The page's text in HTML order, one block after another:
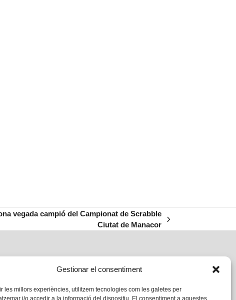
Gestionar el consentiment
les millors experiències, utilitzem tecnologies com les galetes per
i/o accedir a la informació del dispositiu. El consentiment a aquestes
vegada campió del Campionat de Scrabble
Ciutat de Manacor